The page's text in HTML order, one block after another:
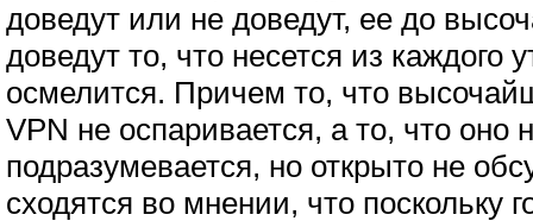
доведут или не доведут, ее до
доведут то, что несется из каждого
осмелится. Причем то, что
VPN не оспаривается, а то, что оно
подразумевается, но открыто не
сходятся во мнении, что поскольку